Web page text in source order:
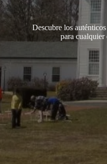
Descubre los
para cualquier